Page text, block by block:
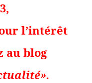
l’intérêt
au blog